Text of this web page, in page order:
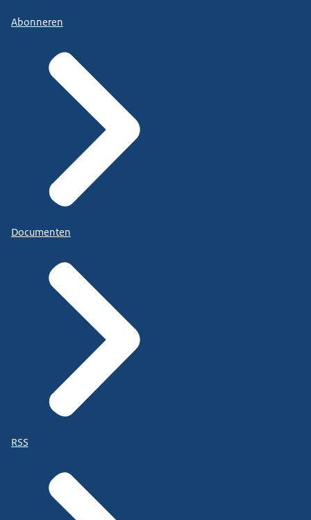
Abonneren
Documenten
RSS